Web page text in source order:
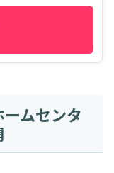
ムセンタ